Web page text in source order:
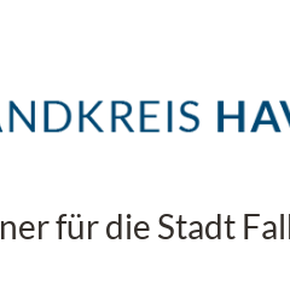
für die Stadt